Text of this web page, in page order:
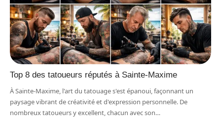
Top 8 des tatoueurs réputés à Sainte-Maxime
À Sainte-Maxime, l'art du tatouage s'est épanoui, façonnant un
paysage vibrant de créativité et d'expression personnelle. De
nombreux tatoueurs y excellent, chacun avec son…